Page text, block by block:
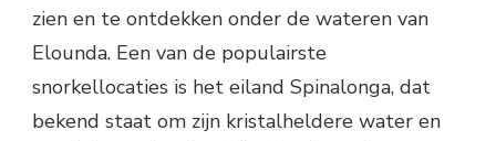
zien en te ontdekken onder de wateren van
Elounda. Een van de populairste
snorkellocaties is het eiland Spinalonga, dat
bekend staat om zijn kristalheldere water en